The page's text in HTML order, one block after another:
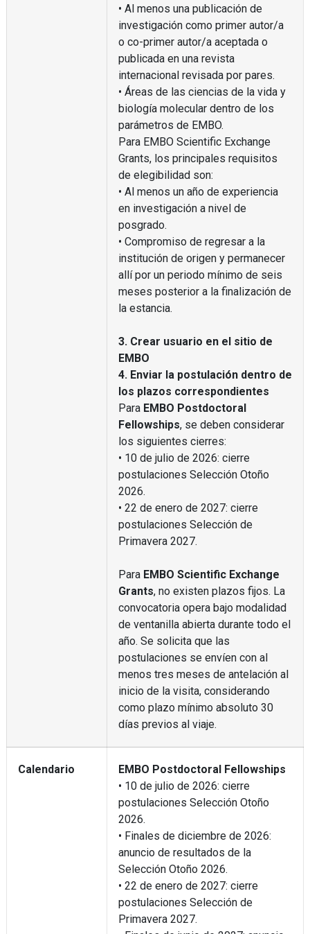
• Al menos una publicación de
investigación como primer autor/a
o co-primer autor/a aceptada o
publicada en una revista
internacional revisada por pares.
• Áreas de las ciencias de la vida y
biología molecular dentro de los
parámetros de EMBO.
Para EMBO Scientific Exchange
Grants, los principales requisitos
de elegibilidad son:
• Al menos un año de experiencia
en investigación a nivel de
posgrado.
• Compromiso de regresar a la
institución de origen y permanecer
allí por un periodo mínimo de seis
meses posterior a la finalización de
la estancia.
3. Crear usuario en el sitio de
EMBO
4. Enviar la postulación dentro de
los plazos correspondientes
Para EMBO Postdoctoral
Fellowships, se deben considerar
los siguientes cierres:
• 10 de julio de 2026: cierre
postulaciones Selección Otoño
2026.
• 22 de enero de 2027: cierre
postulaciones Selección de
Primavera 2027.
Para EMBO Scientific Exchange
Grants, no existen plazos fijos. La
convocatoria opera bajo modalidad
de ventanilla abierta durante todo el
año. Se solicita que las
postulaciones se envíen con al
menos tres meses de antelación al
inicio de la visita, considerando
como plazo mínimo absoluto 30
días previos al viaje.
Calendario
EMBO Postdoctoral Fellowships
• 10 de julio de 2026: cierre
postulaciones Selección Otoño
2026.
• Finales de diciembre de 2026:
anuncio de resultados de la
Selección Otoño 2026.
• 22 de enero de 2027: cierre
postulaciones Selección de
Primavera 2027.